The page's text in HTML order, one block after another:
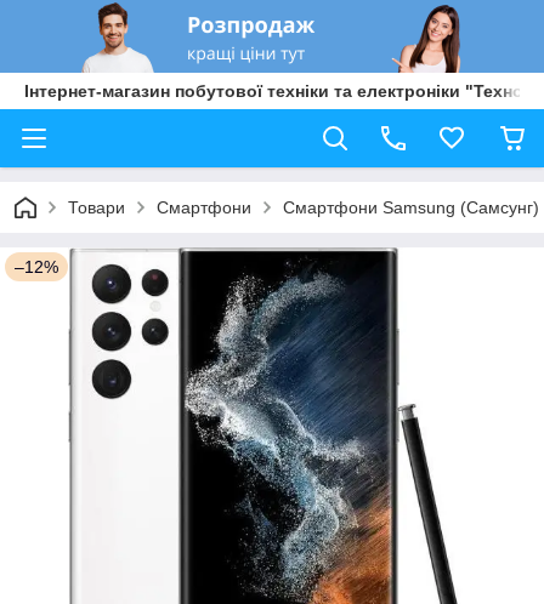
Інтернет-магазин побутової техніки та електроніки "Техно
Товари Смартфони Смартфони Samsung (Самсунг)
–12%